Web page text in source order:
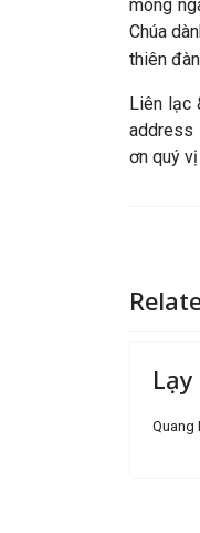
mong
Chúa
thiên
Liên lạc
address
ơn quý
Quang